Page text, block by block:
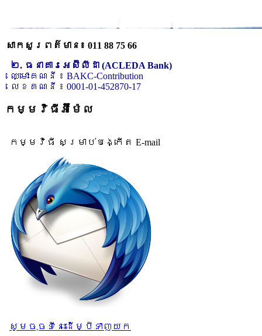
សាកសួរពត៌មាន៖ 011 88 75 66
២. ធនាគារអេស៊ីលីដា (ACLEDA Bank)
ឈ្មោះគណនី ៖ BAKC-Contribution
លេខគណនី ៖ 0001-01-452870-17
កម្មវិធីអ៊ីម៉ែល
កម្មវិធី សម្រាប់បង្កើត E-mail
សូមចុចទីនេះដើម្បីទាញយក